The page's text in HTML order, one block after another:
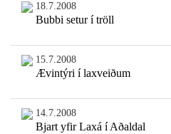
18.7.2008
Bubbi setur í tröll
15.7.2008
Ævintýri í laxveiðum
14.7.2008
Bjart yfir Laxá í Aðaldal